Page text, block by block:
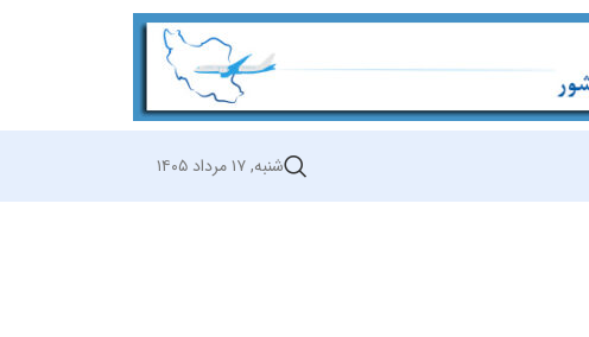
شنبه, ۱۷ مرداد ۱۴۰۵